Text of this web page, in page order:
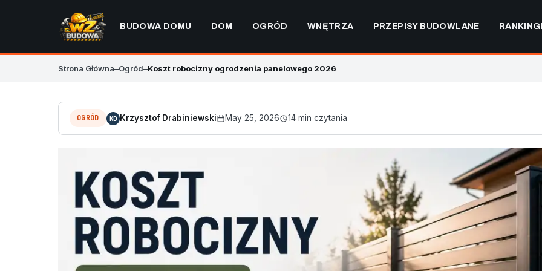
BUDOWA DOMU DOM OGRÓD WNĘTRZA PRZEPISY BUDOWLANE
Strona Główna–Ogród–Koszt robocizny ogrodzenia panelowego 2026
OGRÓD KD Krzysztof Drabiniewski May 25, 2026 14 min czytania